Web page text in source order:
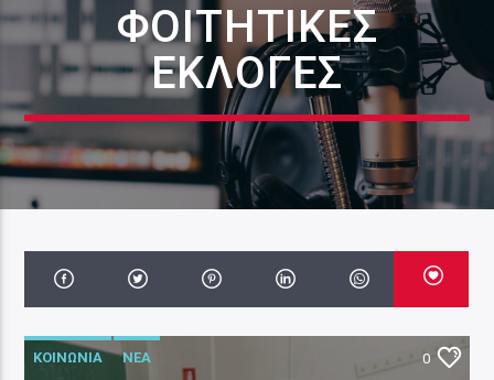
ΦΟΙΤΗΤΙΚΕΣ
ΕΚΛΟΓΕΣ
ΚΟΙΝΩΝΙΑ ΝΕΑ 0